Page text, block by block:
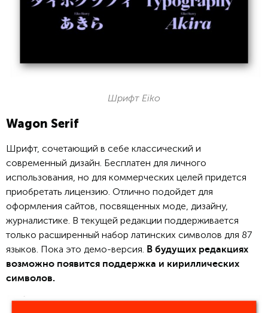
Шрифт Eiko
Wagon Serif
Шрифт, сочетающий в себе классический и
современный дизайн. Бесплатен для личного
использования, но для коммерческих целей придется
приобретать лицензию. Отлично подойдет для
оформления сайтов, посвященных моде, дизайну,
журналистике. В текущей редакции поддерживается
только расширенный набор латинских символов для 87
языков. Пока это демо-версия.
В будущих редакциях
возможно появится поддержка и кириллических
символов.